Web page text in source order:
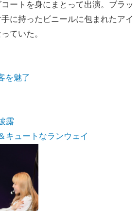
ートを身にまとって出演。ブラッ
に持ったビニールに包まれたアイ
ていた。
を魅了
露
キュートなランウェイ